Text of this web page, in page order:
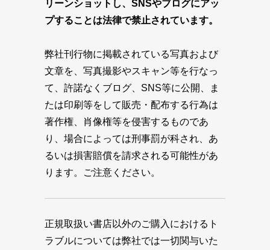
リーンショットし、SNSやブログにアッ
プすることは法律で禁止されています。
弊社刊行物に掲載されている写真および
文章を、写真撮影やスキャン等を行なっ
て、許諾なくブログ、SNS等に公開、ま
たは印刷等をして販売・配布する行為は
著作権、肖像権等を侵害するものであ
り、場合によっては刑事罰が科され、あ
るいは損害賠償を請求される可能性があ
ります。ご注意ください。
正規取扱い書店以外のご購入におけるト
ラブルについては弊社では一切関与いた